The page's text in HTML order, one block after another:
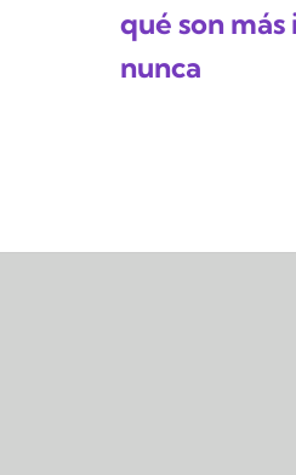
qué son
nunca